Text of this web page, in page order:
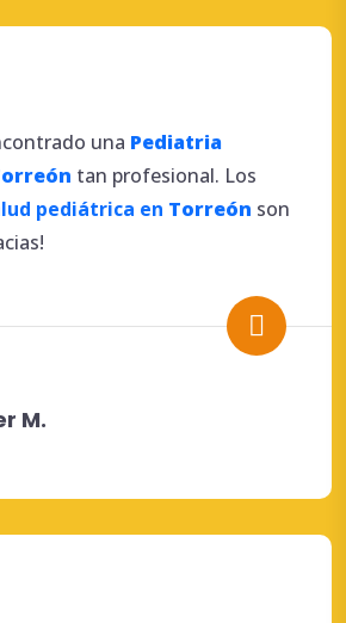
una Pediatria
tan profesional. Los
pediátrica en Torreón son
M.